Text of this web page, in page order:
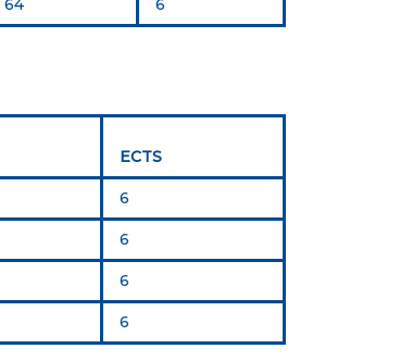
64 6
ECTS
6
6
6
6